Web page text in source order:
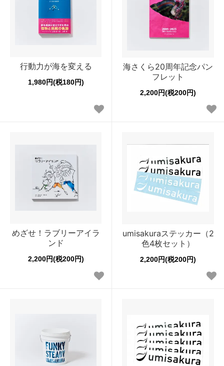
行動力が海を変える
1,980円(税180円)
海さくら20周年記念パン
フレット
2,200円(税200円)
めざせ！ラブリーアイラ
ンド
2,200円(税200円)
umisakuraステッカー（2
色4枚セット）
2,200円(税200円)